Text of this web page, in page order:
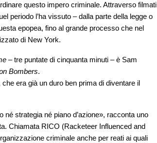
questo impero criminale. Attraverso filmati
periodo l’ha vissuto – dalla parte della legge o
epopea, fino al grande processo che nel
di New York.
– tre puntate di cinquanta minuti – è Sam
Bombers.
era già un duro ben prima di diventare il
strategia né piano d’azione», racconta uno
Chiamata RICO (Racketeer Influenced and
criminale anche per reati ai quali